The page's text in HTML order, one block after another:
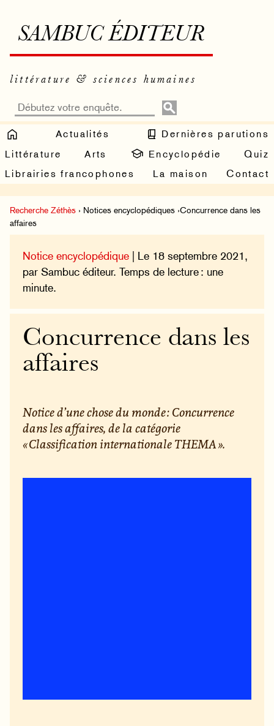
SAMBUC ÉDITEUR
littérature & sciences humaines
Actualités
Dernières parutions
Littérature
Arts Encyclopédie
Quiz
Librairies francophones
La maison Contact
Recherche Zéthès › Notices encyclopédiques ›Concurrence dans les
affaires
Notice encyclopédique | Le 18 septembre 2021,
par Sambuc éditeur. Temps de lecture : une
minute.
Concurrence dans les
affaires
Notice d’une chose du monde : Concurrence
dans les affaires, de la catégorie
« Classification internationale THEMA ».